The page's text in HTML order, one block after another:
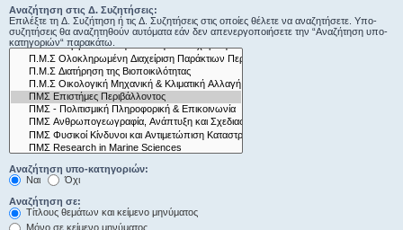
Αναζήτηση στις Δ. Συζητήσεις:
Επιλέξτε τη Δ. Συζήτηση ή τις Δ. Συζητήσεις στις οποίες θέλετε να αναζητήσετε. Υπο-
συζητήσεις θα αναζητηθούν αυτόματα εάν δεν απενεργοποιήσετε την “Αναζήτηση υπο-
κατηγοριών“ παρακάτω.
Αναζήτηση υπο-κατηγοριών:
Ναι
Όχι
Αναζήτηση σε:
Τίτλους θεμάτων και κείμενο μηνύματος
Μόνο σε κείμενο μηνύματος